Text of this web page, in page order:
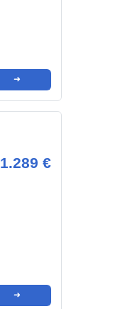
➜
1.289 €
➜